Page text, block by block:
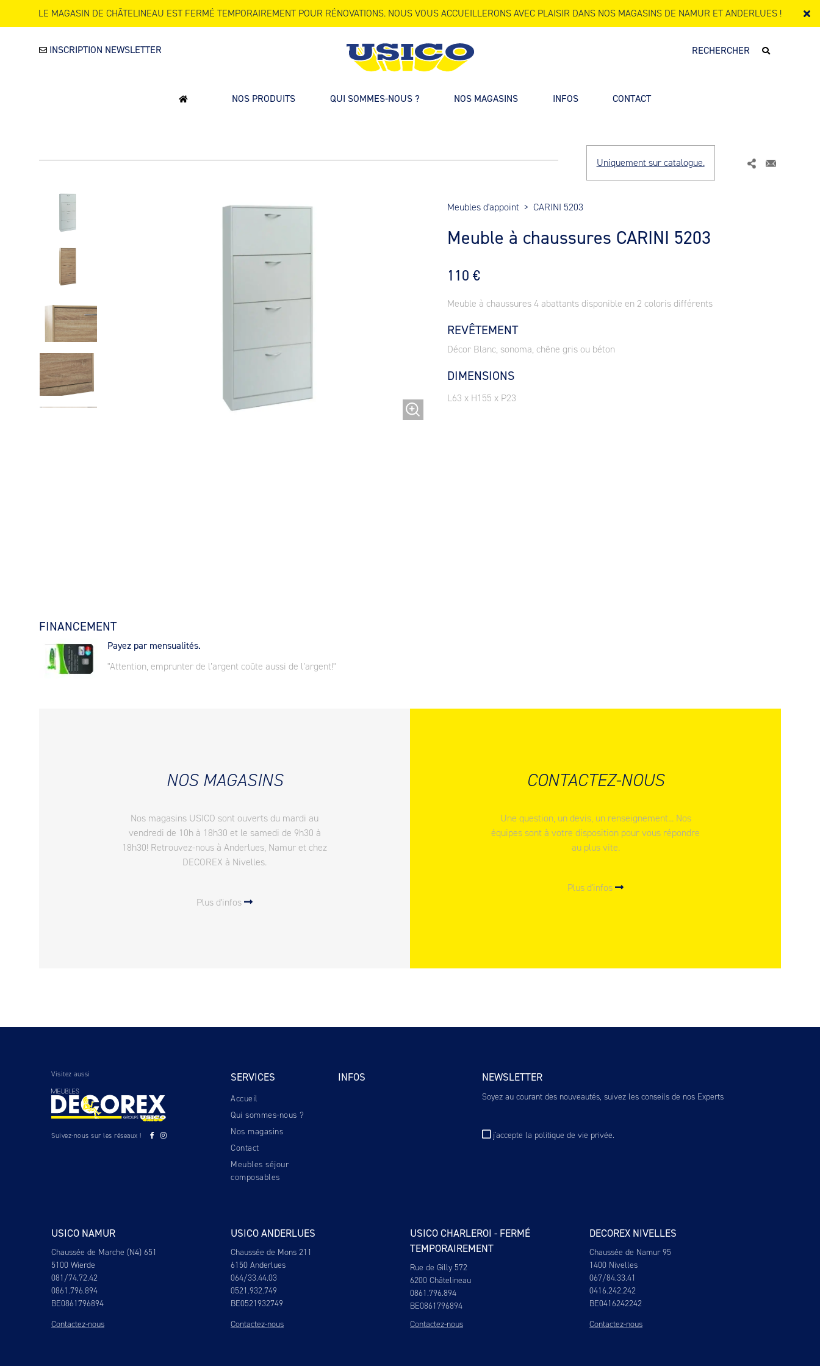
LE MAGASIN DE CHÂTELINEAU EST FERMÉ TEMPORAIREMENT POUR RÉNOVATIONS. NOUS VOUS ACCUEILLERONS AVEC PLAISIR DANS NOS MAGASINS DE NAMUR ET ANDERLUES !
INSCRIPTION NEWSLETTER
NOS PRODUITS QUI SOMMES-NOUS ? NOS MAGASINS INFOS CONTACT
Uniquement sur catalogue.
Meubles d'appoint > CARINI 5203
Meuble à chaussures CARINI 5203
110 €
Meuble à chaussures 4 abattants disponible en 2 coloris différents
REVÊTEMENT
Décor Blanc, sonoma, chêne gris ou béton
DIMENSIONS
L63 x H155 x P23
FINANCEMENT
Payez par mensualités.
"Attention, emprunter de l’argent coûte aussi de l’argent!"
NOS MAGASINS
Nos magasins USICO sont ouverts du mardi au
vendredi de 10h à 18h30 et le samedi de 9h30 à
18h30! Retrouvez-nous à Anderlues, Namur et chez
DECOREX à Nivelles.
Plus d'infos
CONTACTEZ-NOUS
Une question, un devis, un renseignement... Nos
équipes sont à votre disposition pour vous répondre
au plus vite.
Plus d'infos
Visitez aussi
Suivez-nous sur les réseaux !
SERVICES
Accueil
Qui sommes-nous ?
Nos magasins
Contact
Meubles séjour
composables
INFOS NEWSLETTER
Soyez au courant des nouveautés, suivez les conseils de nos Experts
j'accepte la politique de vie privée.
USICO NAMUR
Chaussée de Marche (N4) 651
5100 Wierde
081/74.72.42
0861.796.894
BE0861796894
Contactez-nous
USICO ANDERLUES
Chaussée de Mons 211
6150 Anderlues
064/33.44.03
0521.932.749
BE0521932749
Contactez-nous
USICO CHARLEROI - FERMÉ
TEMPORAIREMENT
Rue de Gilly 572
6200 Châtelineau
0861.796.894
BE0861796894
Contactez-nous
DECOREX NIVELLES
Chaussée de Namur 95
1400 Nivelles
067/84.33.41
0416.242.242
BE0416242242
Contactez-nous